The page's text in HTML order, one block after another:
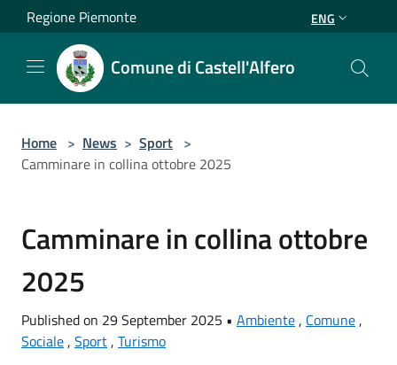
Salta al contenuto principale
Regione Piemonte ENG
Comune di Castell'Alfero
Home > News > Sport >
Camminare in collina ottobre 2025
Camminare in collina ottobre
2025
Published on 29 September 2025 • Ambiente, Comune,
Sociale, Sport, Turismo